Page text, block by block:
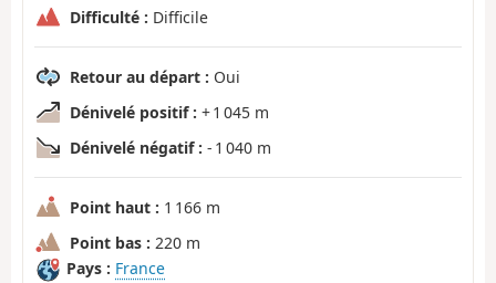
Difficulté : Difficile
Retour au départ : Oui
Dénivelé positif : + 1 045 m
Dénivelé négatif : - 1 040 m
Point haut : 1 166 m
Point bas : 220 m
Pays : France